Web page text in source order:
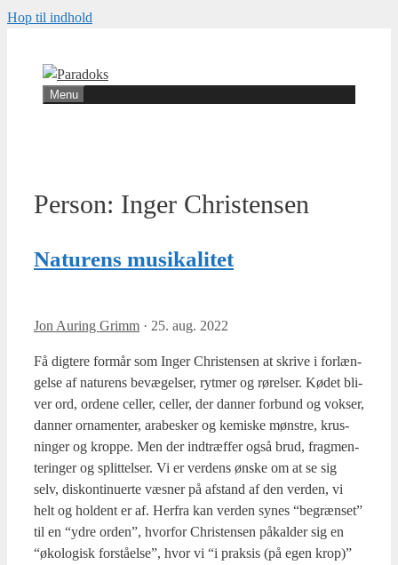
Hop til indhold
Menu
Person: Inger Christensen
Naturens musikalitet
Jon Auring Grimm · 25. aug. 2022
Få dig­te­re for­mår som Inger Chri­sten­sen at skri­ve i for­læn­
gel­se af natu­rens bevæ­gel­ser, ryt­mer og rørel­ser. Kødet bli­
ver ord, orde­ne cel­ler, cel­ler, der dan­ner for­bund og vok­ser,
dan­ner orna­men­ter, ara­be­sker og kemi­ske møn­stre, krus­
nin­ger og krop­pe. Men der ind­træf­fer også brud, frag­men­
te­rin­ger og split­tel­ser. Vi er ver­dens ønske om at se sig
selv, dis­kon­ti­nu­er­te væs­ner på afstand af den ver­den, vi
helt og hol­dent er af. Her­fra kan ver­den synes “begræn­set”
til en “ydre orden”, hvor­for Chri­sten­sen påkal­der sig en
“øko­lo­gisk for­stå­el­se”, hvor vi “i prak­sis (på egen krop)”